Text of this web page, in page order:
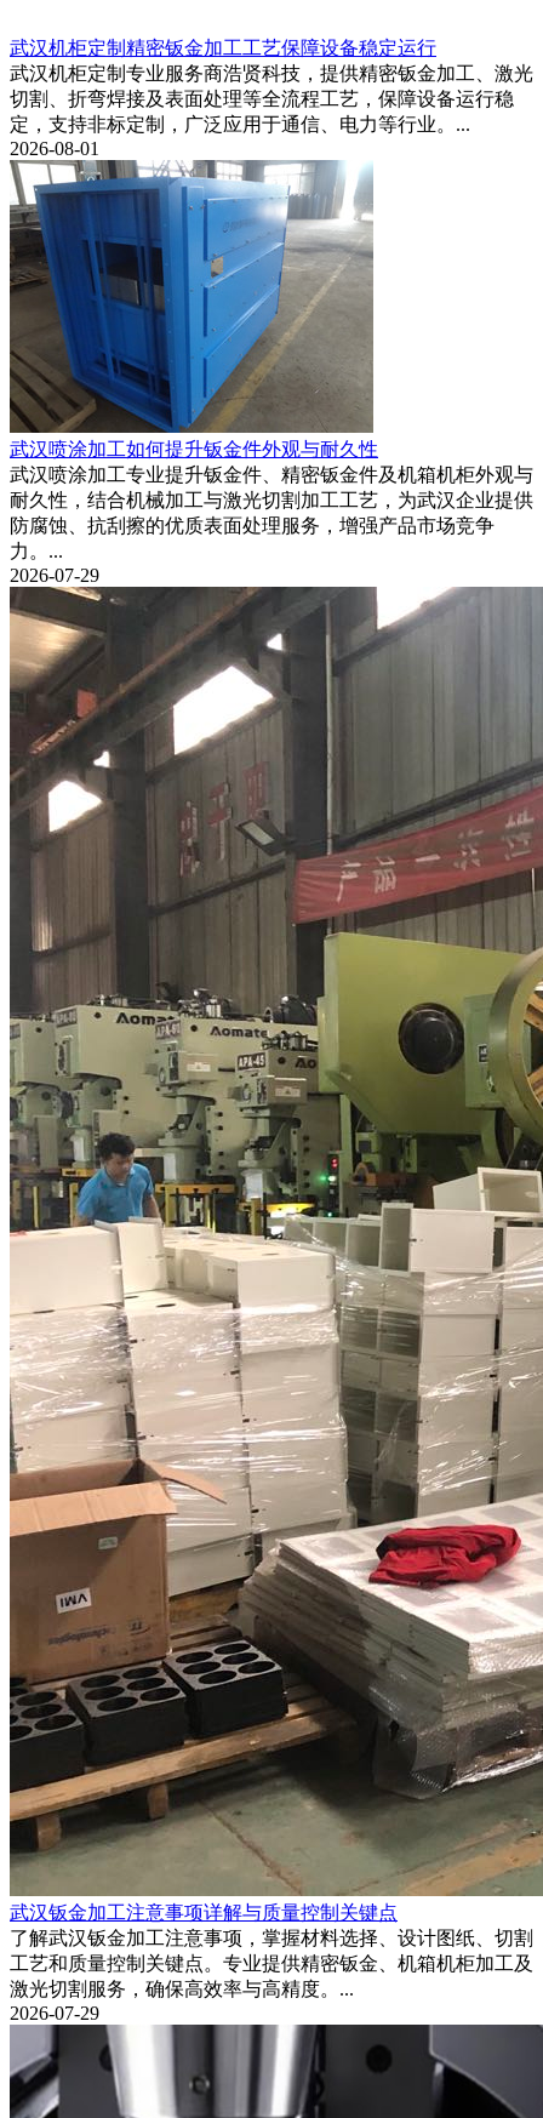
武汉机柜定制精密钣金加工工艺保障设备稳定运行
武汉机柜定制专业服务商浩贤科技，提供精密钣金加工、激光
切割、折弯焊接及表面处理等全流程工艺，保障设备运行稳
定，支持非标定制，广泛应用于通信、电力等行业。...
2026-08-01
武汉喷涂加工如何提升钣金件外观与耐久性
武汉喷涂加工专业提升钣金件、精密钣金件及机箱机柜外观与
耐久性，结合机械加工与激光切割加工工艺，为武汉企业提供
防腐蚀、抗刮擦的优质表面处理服务，增强产品市场竞争
力。...
2026-07-29
武汉钣金加工注意事项详解与质量控制关键点
了解武汉钣金加工注意事项，掌握材料选择、设计图纸、切割
工艺和质量控制关键点。专业提供精密钣金、机箱机柜加工及
激光切割服务，确保高效率与高精度。...
2026-07-29